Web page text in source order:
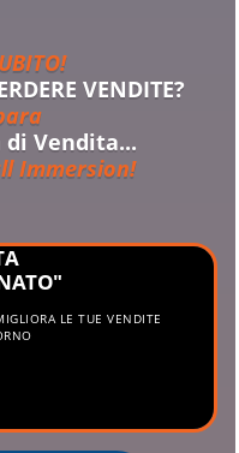
VENDITE?
Vendita...
Immersion!
LE TUE VENDITE